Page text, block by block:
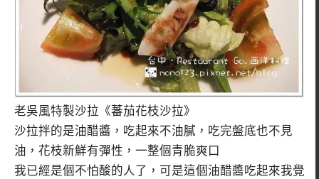
老吳風特製沙拉《蕃茄花枝沙拉》
沙拉拌的是油醋醬，吃起來不油膩，吃完盤底也不見
油，花枝新鮮有彈性，一整個青脆爽口
我已經是個不怕酸的人了，可是這個油醋醬吃起來我覺